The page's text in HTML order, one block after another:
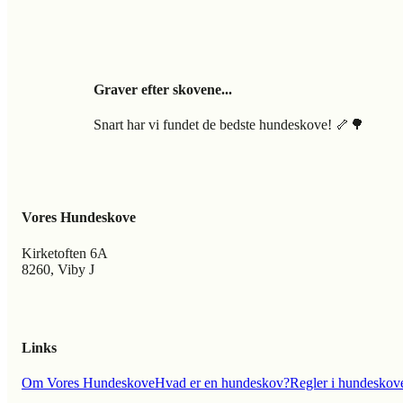
Graver efter skovene...
Snart har vi fundet de bedste hundeskove! 🦴🌳
Vores Hundeskove
Kirketoften 6A
8260, Viby J
Links
Om Vores HundeskoveHvad er en hundeskov?Regler i